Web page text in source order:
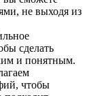
не выходя из
сделать
и понятным.
чтобы